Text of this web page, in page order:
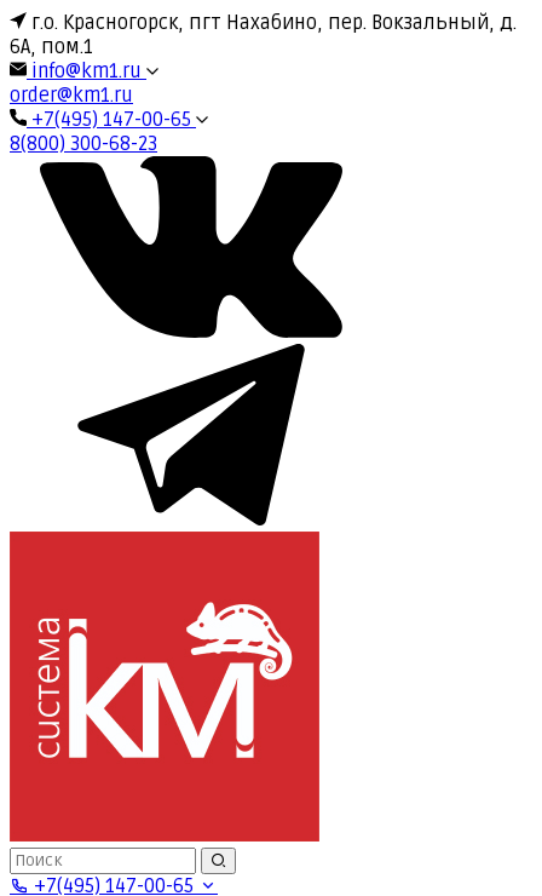
г.о. Красногорск, пгт Нахабино, пер. Вокзальный, д.
6А, пом.1
info@km1.ru
order@km1.ru
+7(495) 147-00-65
8(800) 300-68-23
+7(495) 147-00-65